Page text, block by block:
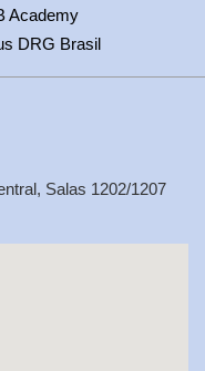
Academy
DRG Brasil
Salas 1202/1207